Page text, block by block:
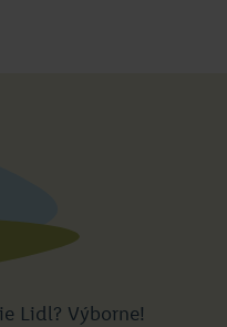
Lidl? Výborne!